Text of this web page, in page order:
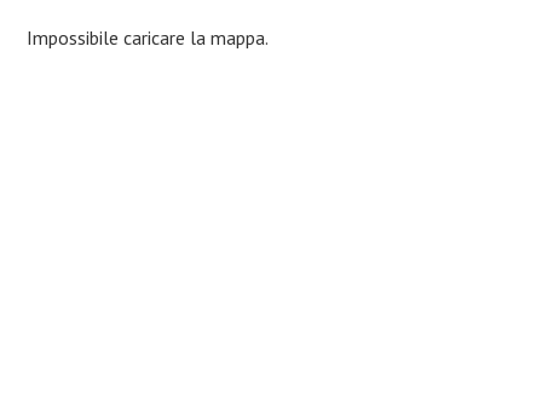
Impossibile caricare la mappa.